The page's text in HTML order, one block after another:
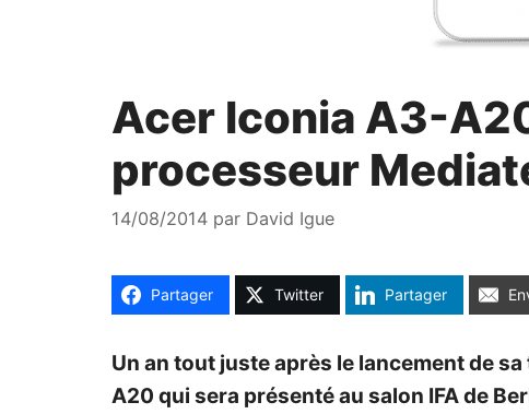
Acer Iconia A3-
processeur
14/08/2014 par David Igue
Partager Twitter Partager
Un an tout juste après le lancement de
A20 qui sera présenté au salon IFA de